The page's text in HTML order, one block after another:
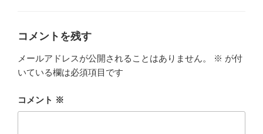
コメントを残す
メールアドレスが公開されることはありません。 ※ が付
いている欄は必須項目です
コメント ※